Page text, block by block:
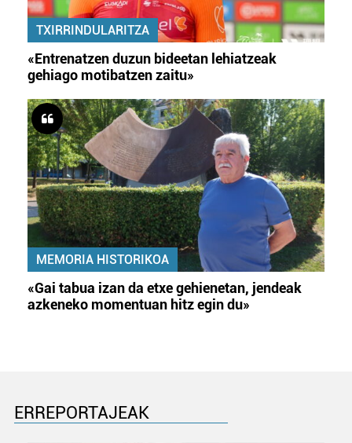
TXIRRINDULARITZA
«Entrenatzen duzun bideetan lehiatzeak
gehiago motibatzen zaitu»
MEMORIA HISTORIKOA
«Gai tabua izan da etxe gehienetan, jendeak
azkeneko momentuan hitz egin du»
ERREPORTAJEAK